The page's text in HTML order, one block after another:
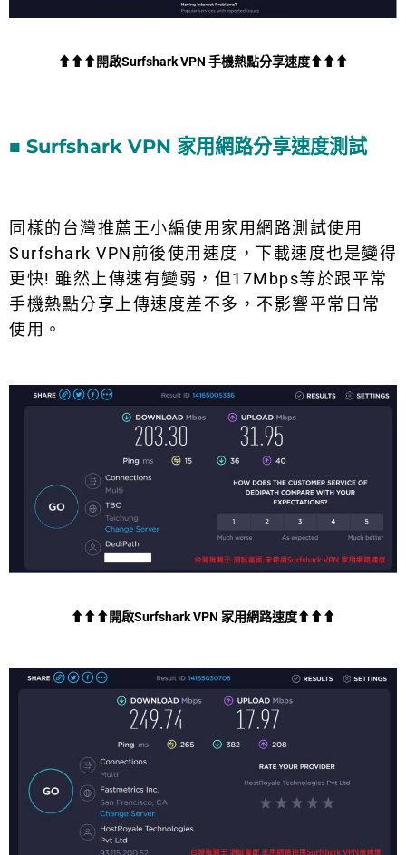
⬆⬆⬆開啟Surfshark VPN 手機熱點分享速度⬆⬆⬆
■ Surfshark VPN 家用網路分享速度測試
同樣的台灣推薦王小編使用家用網路測試使用
Surfshark VPN前後使用速度，下載速度也是變得
更快! 雖然上傳速有變弱，但17Mbps等於跟平常
手機熱點分享上傳速度差不多，不影響平常日常
使用。
⬆⬆⬆開啟Surfshark VPN 家用網路速度⬆⬆⬆